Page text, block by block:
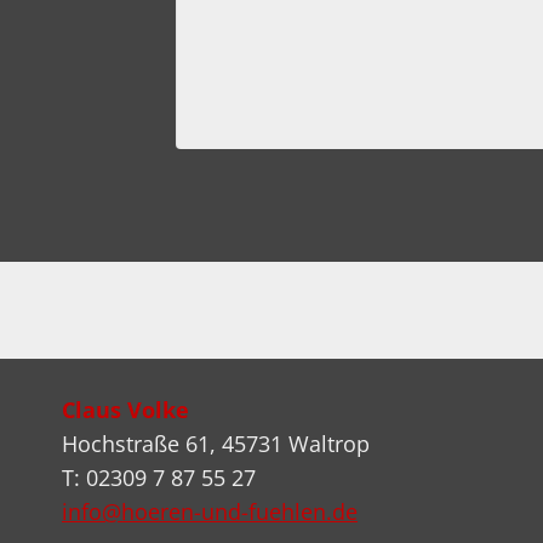
Claus Volke
Hochstraße 61, 45731 Waltrop
T: 02309 7 87 55 27
info@hoeren-und-fuehlen.de